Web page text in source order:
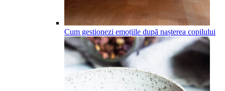
Cum gestionezi emoțiile după nașterea copilului